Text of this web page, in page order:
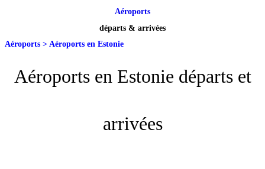
Aéroports
départs & arrivées
Aéroports > Aéroports en Estonie
Aéroports en Estonie départs et
arrivées